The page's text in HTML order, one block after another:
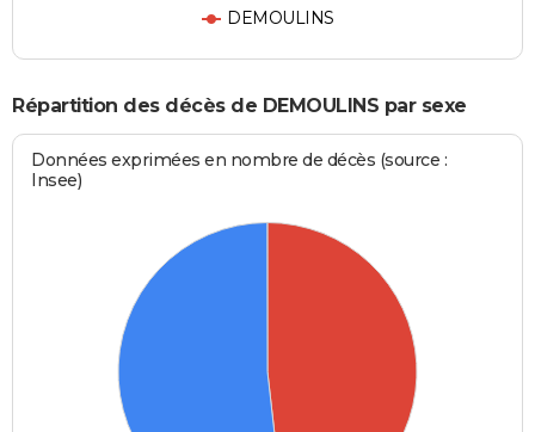
DEMOULINS
Répartition des décès de DEMOULINS par sexe
Données exprimées en nombre de décès (source :
Insee)